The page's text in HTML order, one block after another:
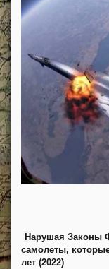
Нарушая Законы
самолеты,
лет (2022)